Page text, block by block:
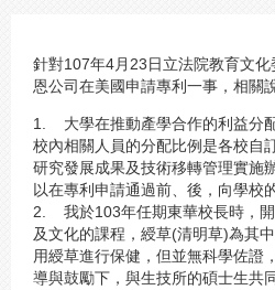
針對107年4月23日立法院教育文
恩公司在美國申請專利一事，相關
1. 大學在推動產學合作的利益分
校內相關人員的分配比例是各校自
研究發展成果及技術移轉管理實施
以在專利申請通過前、後，向學校
2. 我於103年任期東華校長時，
及文化的課程，綬草(清明草)為其
用綬草進行保健，但並無科學佐證
導與鼓勵下，與生技所的碩士生共